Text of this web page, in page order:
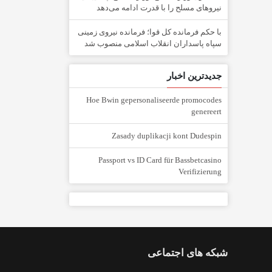
نیرو‌های مسلح را با قدرت ادامه می‌دهد
با حکم فرمانده کل قوا؛ فرمانده نیروی زمینی
سپاه پاسداران انقلاب اسلامی منصوب شد
جدیدترین اخبار
Hoe Bwin gepersonaliseerde promocodes
genereert
Zasady duplikacji kont Dudespin
Passport vs ID Card für Bassbetcasino
Verifizierung
شبکه های اجتماعی